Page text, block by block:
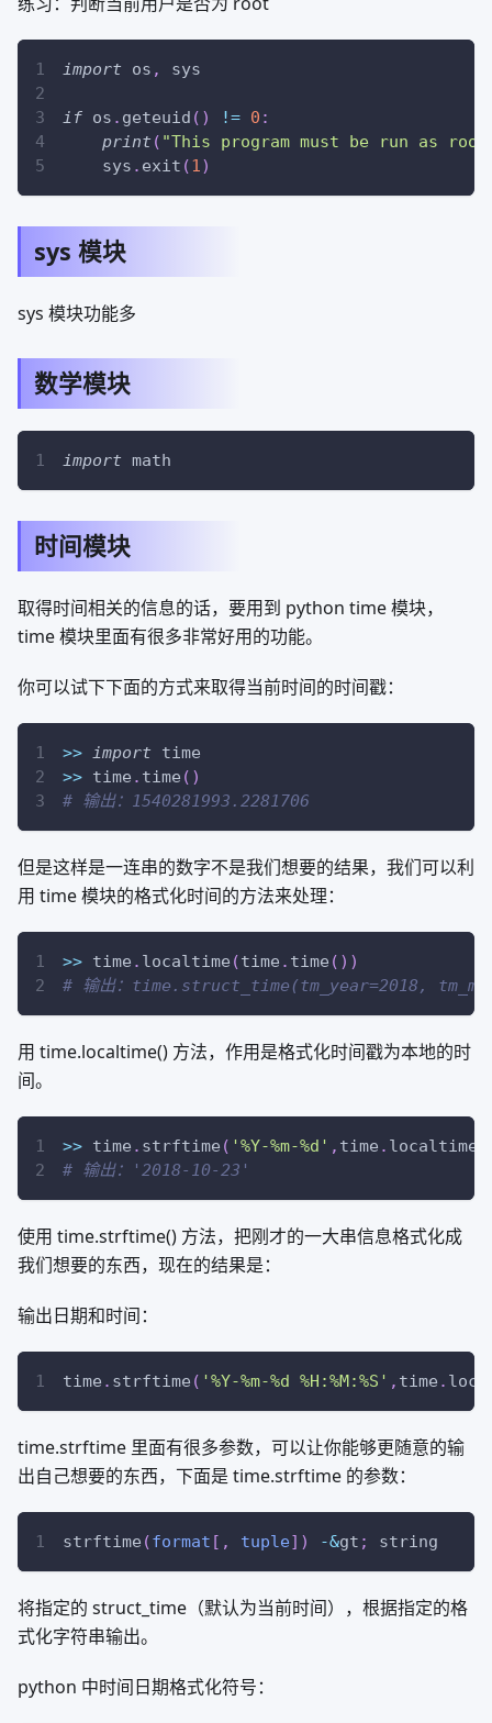
import os , sys
if os . geteuid ( ) != 0 :
print ( "This program must be run as
    sys
. exit (1)
sys 模块
sys 模块功能多
数学模块
import math
时间模块
取得时间相关的信息的话，要用到 python time 模块，
time 模块里面有很多非常好用的功能。
你可以试下下面的方式来取得当前时间的时间戳：
>> import time
>> time . time ( )
# 输出：1540281993.2281706
但是这样是一连串的数字不是我们想要的结果，我们可以利
用 time 模块的格式化时间的方法来处理：
>> time . localtime (time . time ( ) )
# 输出：time.struct_time(tm_year=2018,
用 time.localtime() 方法，作用是格式化时间戳为本地的时
间。
>> time . strftime ( '%Y-%m-%d' , time . localtime
# 输出：'2018-10-23'
使用 time.strftime() 方法，把刚才的一大串信息格式化成
我们想要的东西，现在的结果是：
输出日期和时间：
time . strftime ( '%Y-%m-%d %H:%M:%S' , time .
time.strftime 里面有很多参数，可以让你能够更随意的输
出自己想要的东西，下面是 time.strftime 的参数：
strftime (format [ , tuple] ) -&gt ; string
将指定的 struct_time（默认为当前时间），根据指定的格
式化字符串输出。
python 中时间日期格式化符号：